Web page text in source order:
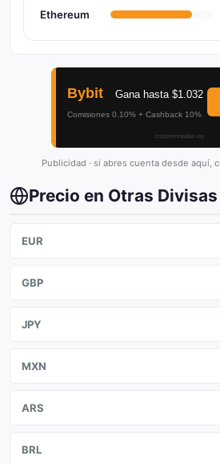
Ethereum
Publicidad · si abres cuenta desde aquí,
Precio en Otras Divisas
EUR
GBP
JPY
MXN
ARS
BRL